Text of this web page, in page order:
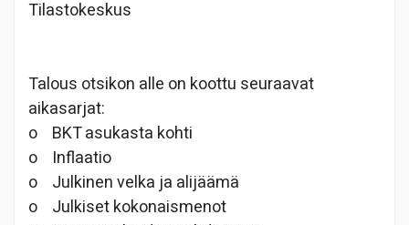
Talous otsikon alle on koottu seuraavat
aikasarjat:
o BKT asukasta kohti
o Inflaatio
o Julkinen velka ja alijäämä
o Julkiset kokonaismenot